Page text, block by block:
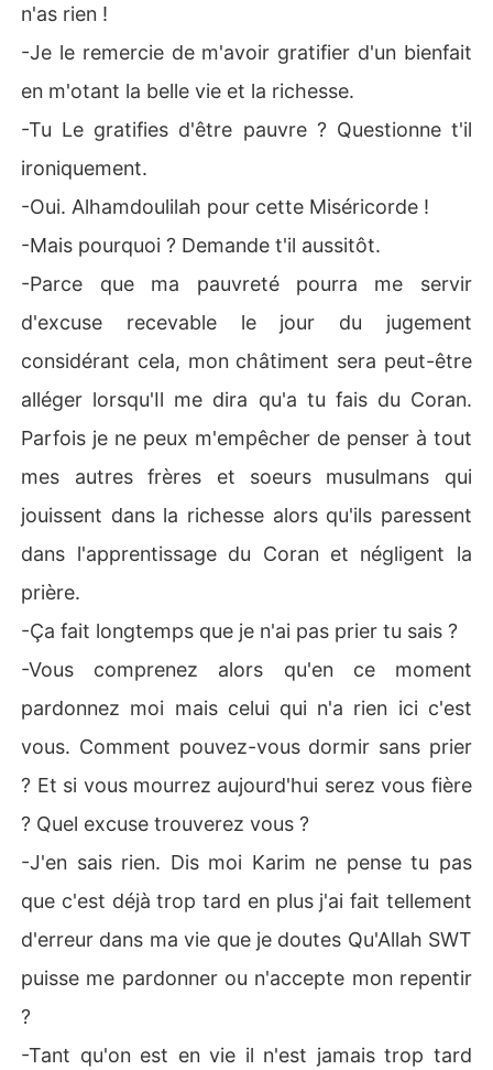
n'as rien !
-Je le remercie de m'avoir gratifier d'un bienfait
en m'otant la belle vie et la richesse.
-Tu Le gratifies d'être pauvre ? Questionne t'il
ironiquement.
-Oui. Alhamdoulilah pour cette Miséricorde !
-Mais pourquoi ? Demande t'il aussitôt.
-Parce que ma pauvreté pourra me servir
d'excuse recevable le jour du jugement
considérant cela, mon châtiment sera peut-être
alléger lorsqu'Il me dira qu'a tu fais du Coran.
Parfois je ne peux m'empêcher de penser à tout
mes autres frères et soeurs musulmans qui
jouissent dans la richesse alors qu'ils paressent
dans l'apprentissage du Coran et négligent la
prière.
-Ça fait longtemps que je n'ai pas prier tu sais ?
-Vous comprenez alors qu'en ce moment
pardonnez moi mais celui qui n'a rien ici c'est
vous. Comment pouvez-vous dormir sans prier
? Et si vous mourrez aujourd'hui serez vous fière
? Quel excuse trouverez vous ?
-J'en sais rien. Dis moi Karim ne pense tu pas
que c'est déjà trop tard en plus j'ai fait tellement
d'erreur dans ma vie que je doutes Qu'Allah SWT
puisse me pardonner ou n'accepte mon repentir
?
-Tant qu'on est en vie il n'est jamais trop tard